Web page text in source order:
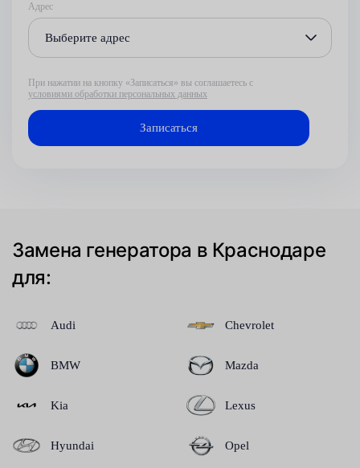
Адрес
Выберите адрес
При нажатии на кнопку «Записаться» вы соглашаетесь с
условиями обработки персональных данных
Замена генератора в Краснодаре
для:
Audi
BMW
Kia
Hyundai
Chevrolet
Mazda
Lexus
Opel